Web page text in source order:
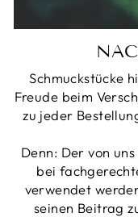
Schmuckstücke
Freude beim
zu jeder
Denn: Der von
bei
verwendet
seinen Beitrag